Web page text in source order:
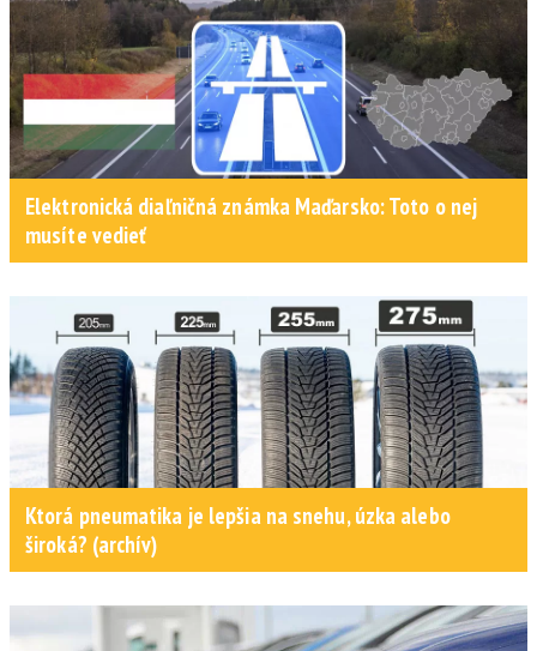
Elektronická diaľničná známka Maďarsko: Toto o nej
musíte vedieť
Ktorá pneumatika je lepšia na snehu, úzka alebo
široká? (archív)